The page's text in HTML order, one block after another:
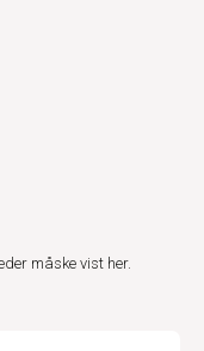
måske vist her.